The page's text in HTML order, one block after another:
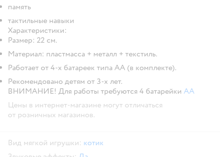
память
тактильные навыки
Характеристики:
Размер: 22 см.
Материал: пластмасса + металл + текстиль.
Работает от 4-х батареек типа АА (в комплекте).
Рекомендовано детям от 3-х лет.
ВНИМАНИЕ! Для работы требуются 4 батарейки AA
Цены в интернет-магазине могут отличаться
от розничных магазинов.
Вид мягкой игрушки: котик